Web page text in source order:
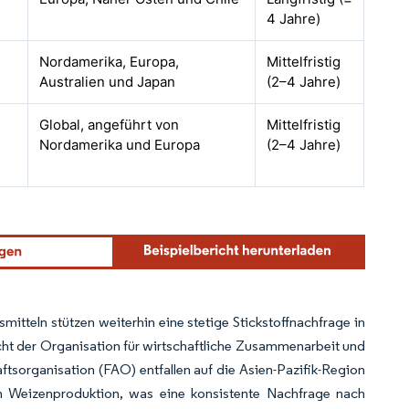
4 Jahre)
Nordamerika, Europa,
Australien und Japan
Mittelfristig
(2–4 Jahre)
Global, angeführt von
Nordamerika und Europa
Mittelfristig
(2–4 Jahre)
stützen weiterhin eine stetige Stickstoffnachfrage in
der Organisation für wirtschaftliche Zusammenarbeit und
(FAO) entfallen auf die Asien-Pazifik-Region
was eine konsistente Nachfrage nach